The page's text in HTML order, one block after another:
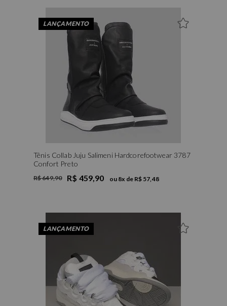
LANÇAMENTO
Tênis Collab Juju Salimeni Hardcorefootwear 3787
Confort Preto
R$ 649,90 R$ 459,90 ou 8x de R$ 57,48
LANÇAMENTO